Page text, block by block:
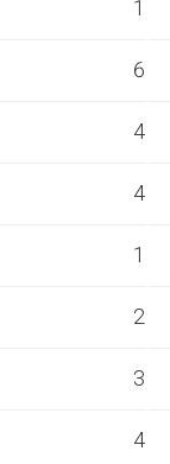
1
6
4
4
1
2
3
4